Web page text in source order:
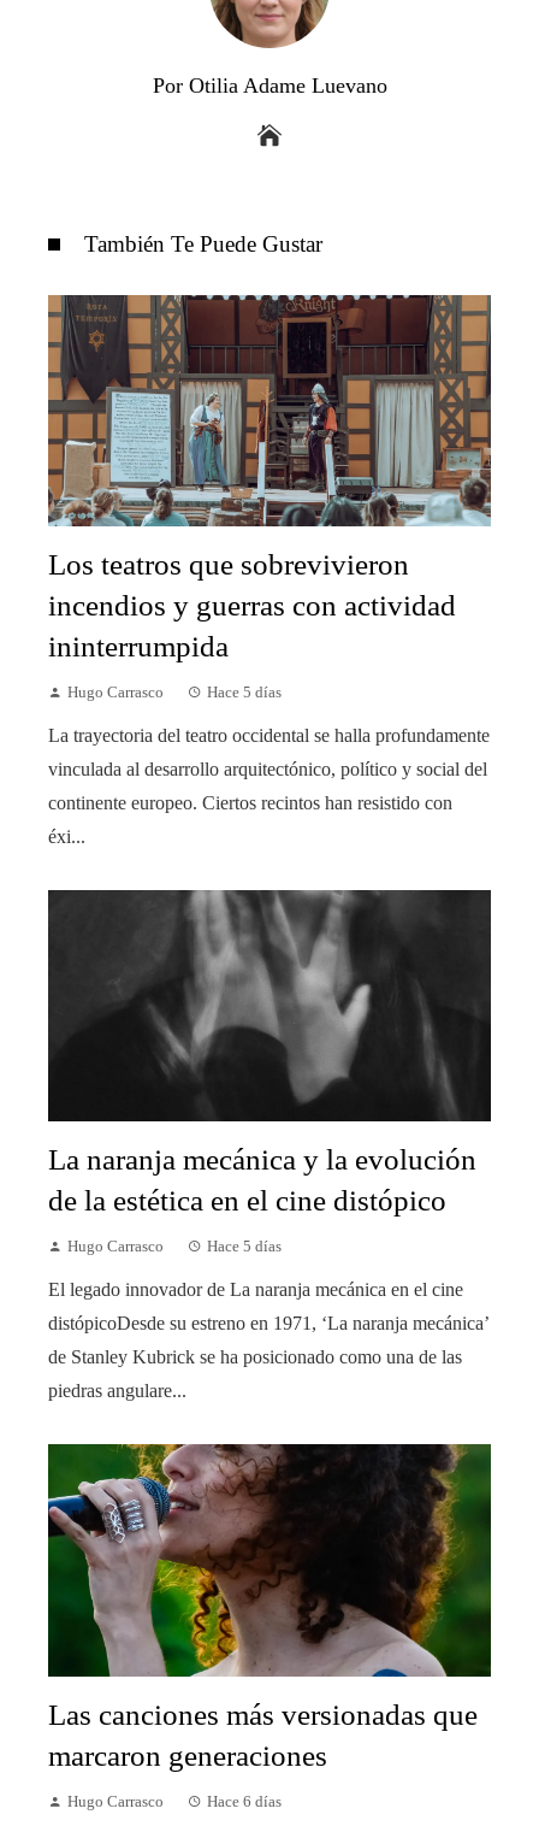
Por Otilia Adame Luevano
También Te Puede Gustar
Los teatros que sobrevivieron
incendios y guerras con actividad
ininterrumpida
Hugo Carrasco Hace 5 días
La trayectoria del teatro occidental se halla profundamente
vinculada al desarrollo arquitectónico, político y social del
continente europeo. Ciertos recintos han resistido con
éxi...
La naranja mecánica y la evolución
de la estética en el cine distópico
Hugo Carrasco Hace 5 días
El legado innovador de La naranja mecánica en el cine
distópicoDesde su estreno en 1971, ‘La naranja mecánica’
de Stanley Kubrick se ha posicionado como una de las
piedras angulare...
Las canciones más versionadas que
marcaron generaciones
Hugo Carrasco Hace 6 días